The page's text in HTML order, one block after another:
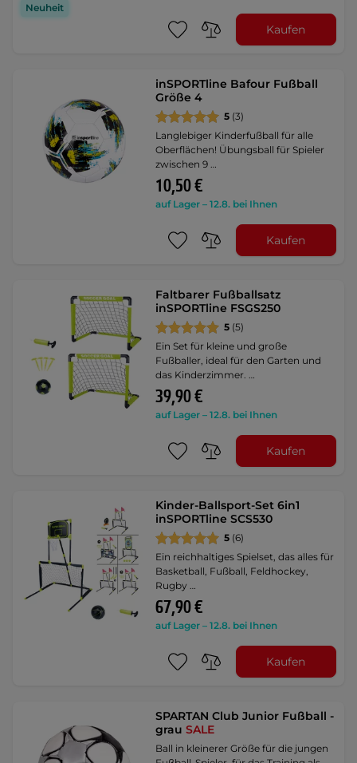
Neuheit
Kaufen
inSPORTline Bafour Fußball
Größe 4
5 (3)
Langlebiger Kinderfußball für alle
Oberflächen! Übungsball für Spieler
zwischen 9 …
10,50 €
auf Lager – 12.8. bei Ihnen
Kaufen
Faltbarer Fußballsatz
inSPORTline FSGS250
5 (5)
Ein Set für kleine und große
Fußballer, ideal für den Garten und
das Kinderzimmer. …
39,90 €
auf Lager – 12.8. bei Ihnen
Kaufen
Kinder-Ballsport-Set 6in1
inSPORTline SCS530
5 (6)
Ein reichhaltiges Spielset, das alles für
Basketball, Fußball, Feldhockey,
Rugby …
67,90 €
auf Lager – 12.8. bei Ihnen
Kaufen
SPARTAN Club Junior Fußball -
grauSALE
Ball in kleinerer Größe für die jungen